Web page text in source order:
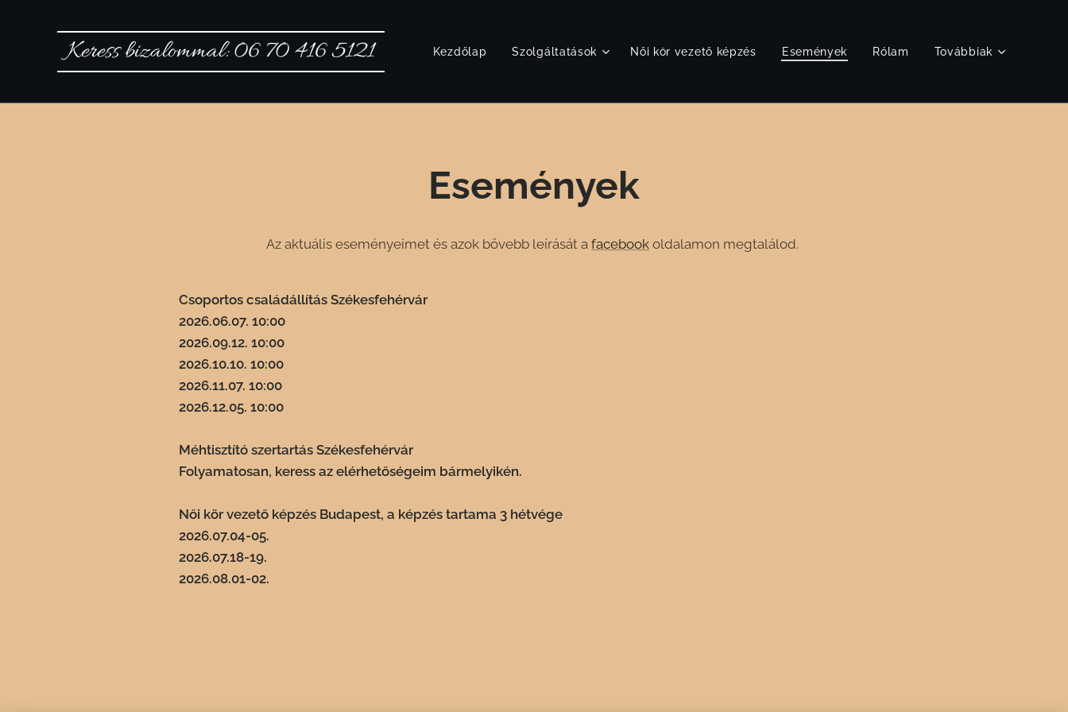
Keress bizalommal: 06 70 416 5121 Kezdőlap Szolgáltatások Női kör vezető képzés Események Rólam Továbbiak
Események
Az aktuális eseményeimet és azok bővebb leírását a facebook oldalamon megtalálod.
Csoportos családállítás Székesfehérvár
2026.06.07. 10:00
2026.09.12. 10:00
2026.10.10. 10:00
2026.11.07. 10:00
2026.12.05. 10:00
Méhtisztító szertartás Székesfehérvár
Folyamatosan, keress az elérhetőségeim bármelyikén.
Női kör vezető képzés Budapest, a képzés tartama 3 hétvége
2026.07.04-05.
2026.07.18-19.
2026.08.01-02.